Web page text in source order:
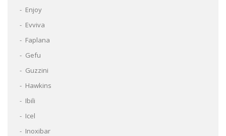
Enjoy
Evviva
Faplana
Gefu
Guzzini
Hawkins
Ibili
Icel
Inoxibar